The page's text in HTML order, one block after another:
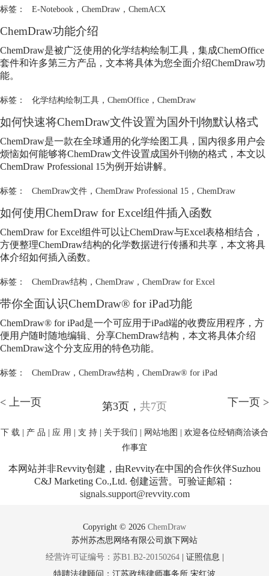
标签： E-Notebook， ChemDraw， ChemACX
ChemDraw功能介绍
ChemDraw是被广泛使用的化学结构绘制工具，集成ChemOffice
套件和许多第三方产品，文本将具体为您全面介绍ChemDraw功
能。
标签： 化学结构绘制工具， ChemOffice， ChemDraw
如何快速将ChemDraw文件设置为国外刊物默认格式
ChemDraw是一款在全球通用的化学绘图工具，国内很多用户会
烦恼如何能够将ChemDraw文件设置成国外刊物的格式，本文以
ChemDraw Professional 15为例开始讲解。
标签： ChemDraw文件， ChemDraw Professional 15， ChemDraw
如何使用ChemDraw for Excel组件插入函数
ChemDraw for Excel组件可以让ChemDraw与Excel表格相结合，
方便整理ChemDraw结构的化学数据进行传播和共享，本文将具
体介绍如何插入函数。
标签： ChemDraw结构 ， ChemDraw， ChemDraw for Excel
带你全面认识ChemDraw® for iPad功能
ChemDraw® for iPad是一个可应用于iPad端的收费应用程序，方
便用户随时随地编辑、分享ChemDraw结构，本文将具体介绍
ChemDraw这个分支应用的特色功能。
标签： ChemDraw， ChemDraw结构 ， ChemDraw® for iPad
< 上一页 第3页， 共7页 下一页 >
下 载 | 产 品 | 应 用 | 支 持 | 关于我们 | 网站地图 | 欢迎各位经销商洽谈合
作事宜
本网站并非Revvity创建，由Revvity在中国的合作伙伴Suzhou
C&J Marketing Co.,Ltd. 创建运营。可验证邮箱：
signals.support@revvity.com
Copyright © 2026 ChemDraw
苏州苏杰思网络有限公司旗下网站
经营许可证编号：苏B1.B2-20150264| 证照信息
特聘法律顾问：江苏政纬律师事务所 宋红波